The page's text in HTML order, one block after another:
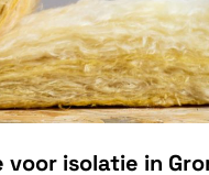
voor isolatie in